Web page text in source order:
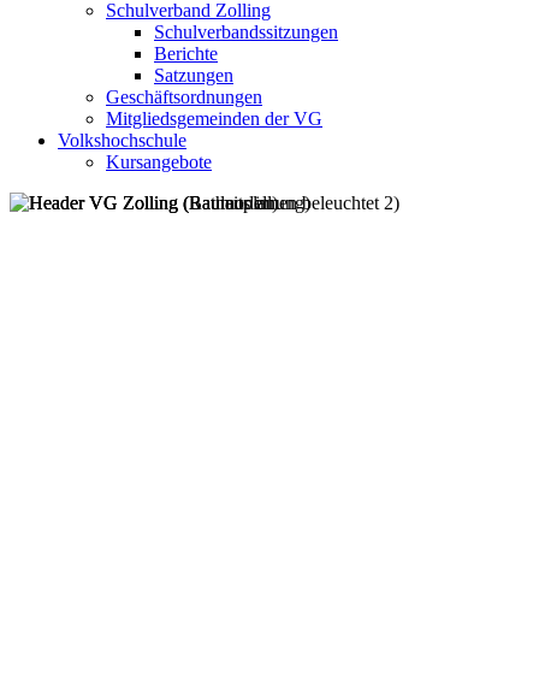
Schulverband Zolling
Schulverbandssitzungen
Berichte
Satzungen
Geschäftsordnungen
Mitgliedsgemeinden der VG
Volkshochschule
Kursangebote